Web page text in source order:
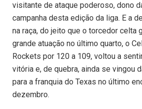
visitante de ataque poderoso, dono
campanha desta edição da liga. E a
na raça, do jeito que o torcedor celta
grande atuação no último quarto, o
Rockets por 120 a 109, voltou a
vitória e, de quebra, ainda se vingou
para a franquia do Texas no último
dezembro.